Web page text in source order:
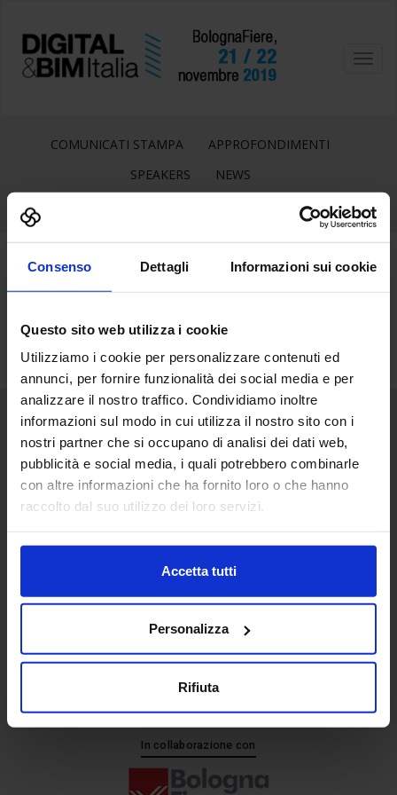
Consenso Dettagli Informazioni sui cookie
Questo sito web utilizza i cookie
Utilizziamo i cookie per personalizzare contenuti ed
annunci, per fornire funzionalità dei social media e per
analizzare il nostro traffico. Condividiamo inoltre
informazioni sul modo in cui utilizza il nostro sito con i
nostri partner che si occupano di analisi dei dati web,
pubblicità e social media, i quali potrebbero combinarle
con altre informazioni che ha fornito loro o che hanno
raccolto dal suo utilizzo dei loro servizi.
Accetta tutti
Personalizza
Rifiuta
COMUNICATI STAMPA
APPROFONDIMENTI
SPEAKERS
NEWS
Senaf srl
+ 39 051.325511
+ 39 02.332039460
In collaborazione con